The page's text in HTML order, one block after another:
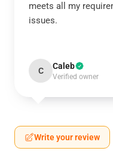
meets all my
issues.
C Caleb
Verified owner
Write your review